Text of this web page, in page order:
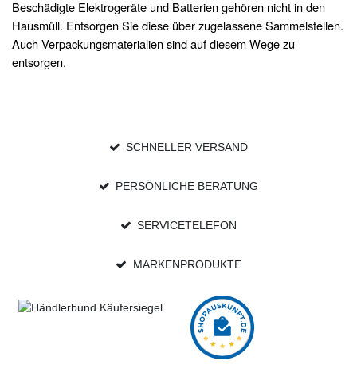
Beschädigte Elektrogeräte und Batterien gehören nicht in den
Hausmüll. Entsorgen Sie diese über zugelassene Sammelstellen.
Auch Verpackungsmaterialien sind auf diesem Wege zu
entsorgen.
SCHNELLER VERSAND
PERSÖNLICHE BERATUNG
SERVICETELEFON
MARKENPRODUKTE